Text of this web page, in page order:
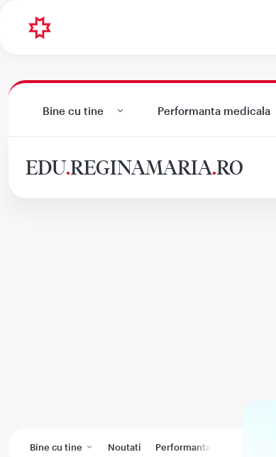
Bine cu tine Performanta medicala
EDU.REGINAMARIA.RO
Bine cu tine Noutati Performanta medicala